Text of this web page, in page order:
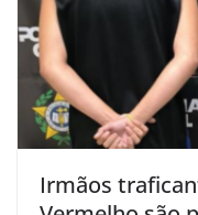
Irmãos